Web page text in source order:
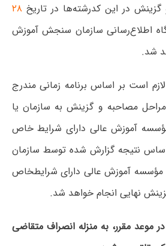
در این کدرشته‌ها در تاریخ ۲۸
اطلاع‌رسانی سازمان سنجش آموزش
شد.
است بر اساس برنامه زمانی مندرج
مراحل مصاحبه و گزینش به سازمان یا
آموزش عالی دارای شرایط خاص
اساس نتیجه گزارش شده توسط سازمان
مؤسسه آموزش عالی دارای شرایطخاص
نهایی انجام خواهد شد.
موعد مقرر، به منزله انصراف متقاضی